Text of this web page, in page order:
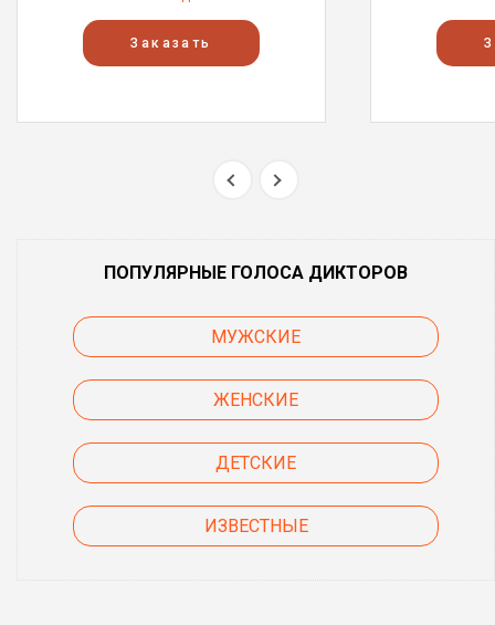
Заказать
ПОПУЛЯРНЫЕ ГОЛОСА ДИКТОРОВ
МУЖСКИЕ
ЖЕНСКИЕ
ДЕТСКИЕ
ИЗВЕСТНЫЕ